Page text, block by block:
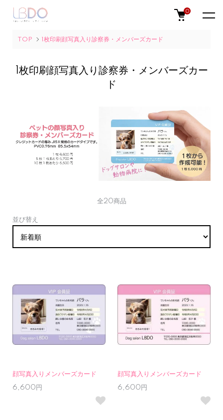
0
TOP 1枚印刷顔写真入り診察券・メンバーズカード
1枚印刷顔写真入り診察券・メンバーズカー
ド
全20商品
並び替え
顔写真入りメンバーズカード
6,600円
顔写真入りメンバーズカード
6,600円